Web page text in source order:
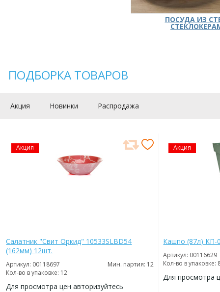
ПОСУДА ИЗ
ПОДБОРКА ТОВАРОВ
Акция Новинки Распродажа
Акция
Салатник "Свит Оркид" 10533SLBD54
(162мм) 12шт.
Артикул: 00118697
Мин. партия: 12
Кол-во в упаковке: 12
Для просмотра цен авторизуйтесь
Акция
Кашпо (87л) КП-
Артикул: 00116629
Кол-во в упаковке:
Для просмотра